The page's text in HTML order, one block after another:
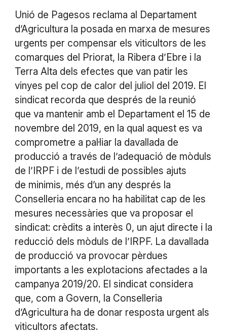
Unió de Pagesos reclama al Departament
d’Agricultura la posada en marxa de mesures
urgents per compensar els viticultors de les
comarques del Priorat, la Ribera d’Ebre i la
Terra Alta dels efectes que van patir les
vinyes pel cop de calor del juliol del 2019. El
sindicat recorda que després de la reunió
que va mantenir amb el Departament el 15 de
novembre del 2019, en la qual aquest es va
comprometre a pal·liar la davallada de
producció a través de l’adequació de mòduls
de l’IRPF i de l’estudi de possibles ajuts
de minimis, més d’un any després la
Conselleria encara no ha habilitat cap de les
mesures necessàries que va proposar el
sindicat: crèdits a interès 0, un ajut directe i la
reducció dels mòduls de l’IRPF. La davallada
de producció va provocar pèrdues
importants a les explotacions afectades a la
campanya 2019/20. El sindicat considera
que, com a Govern, la Conselleria
d’Agricultura ha de donar resposta urgent als
viticultors afectats.